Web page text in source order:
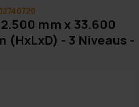
mm x 33.600
(HxLxD) - 3 Niveaus -